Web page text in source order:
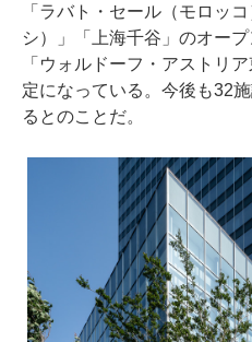
「ラバト・セール（モロッ
シ）」「上海千谷」のオー
「ウォルドーフ・アストリ
定になっている。今後も32
るとのことだ。